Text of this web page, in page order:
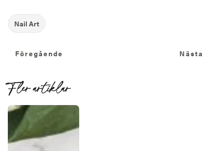
Föregående
Föregående Nästa
Fler artiklar